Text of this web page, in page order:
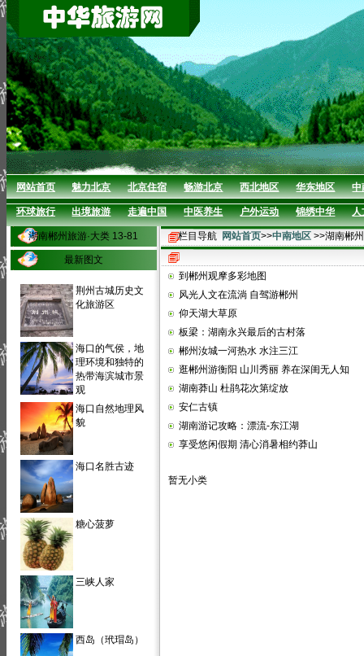
网站首页 魅力北京 北京住宿 畅游北京 西北地区 华东地区 中
环球旅行 出境旅游 走遍中国 中医养生 户外运动 锦绣中华 人
湖南郴州旅游·大类 13-81
最新图文
荆州古城历史文
化旅游区
海口的气侯，地
理环境和独特的
热带海滨城市景
观
海口自然地理风
貌
海口名胜古迹
糖心菠萝
三峡人家
西岛（玳瑁岛）
栏目导航 网站首页>>中南地区 >>湖南郴
到郴州观摩多彩地图
风光人文在流淌 自驾游郴州
仰天湖大草原
板梁：湖南永兴最后的古村落
郴州汝城一河热水 水注三江
逛郴州游衡阳 山川秀丽 养在深闺无人知
湖南莽山 杜鹃花次第绽放
安仁古镇
湖南游记攻略：漂流-东江湖
享受悠闲假期 清心消暑相约莽山
暂无小类